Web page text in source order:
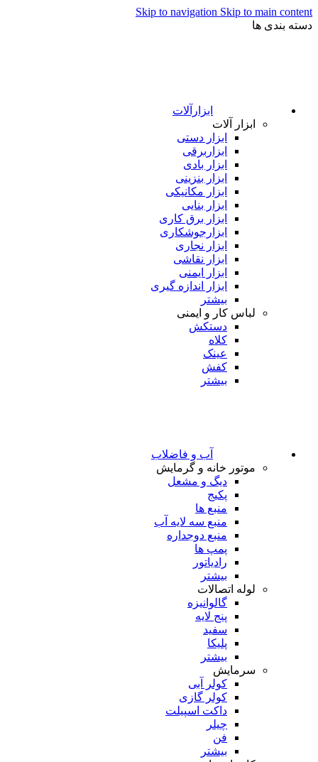
Skip to navigation Skip to main content
دسته بندی ها
ابزارآلات
ابزار آلات
ابزار دستی
ابزاربرقی
ابزار بادی
ابزار بنزینی
ابزار مکانیکی
ابزار بنایی
ابزار برق کاری
ابزارجوشکاری
ابزار نجاری
ابزار نقاشی
ابزار ایمنی
ابزار اندازه گیری
بیشتر
لباس کار و ایمنی
دستکش
کلاه
عینک
کفش
بیشتر
آب و فاضلاب
موتور خانه و گرمایش
دیگ و مشعل
پکیج
منبع ها
منبع سه لایه آب
منبع دوجداره
پمپ ها
رادیاتور
بیشتر
لوله اتصالات
گالوانیزه
پنج لایه
سفید
پلیکا
بیشتر
سرمایش
کولر آبی
کولر گازی
داکت اسپیلت
چیلر
فن
بیشتر